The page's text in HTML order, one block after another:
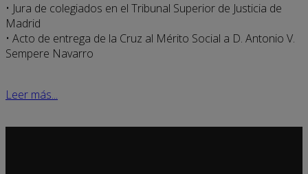
• Jura de colegiados en el Tribunal Superior de Justicia de
Madrid
• Acto de entrega de la Cruz al Mérito Social a D. Antonio V.
Sempere Navarro
Leer más...